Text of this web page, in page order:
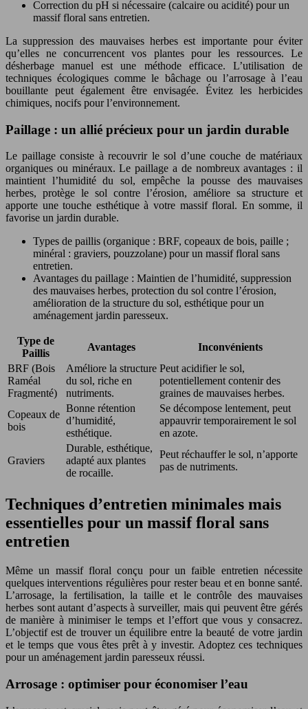
Correction du pH si nécessaire (calcaire ou acidité) pour un
massif floral sans entretien.
La suppression des mauvaises herbes est importante pour éviter
qu’elles ne concurrencent vos plantes pour les ressources. Le
désherbage manuel est une méthode efficace. L’utilisation de
techniques écologiques comme le bâchage ou l’arrosage à l’eau
bouillante peut également être envisagée. Évitez les herbicides
chimiques, nocifs pour l’environnement.
Paillage : un allié précieux pour un jardin durable
Le paillage consiste à recouvrir le sol d’une couche de matériaux
organiques ou minéraux. Le paillage a de nombreux avantages : il
maintient l’humidité du sol, empêche la pousse des mauvaises
herbes, protège le sol contre l’érosion, améliore sa structure et
apporte une touche esthétique à votre massif floral. En somme, il
favorise un jardin durable.
Types de paillis (organique : BRF, copeaux de bois, paille ;
minéral : graviers, pouzzolane) pour un massif floral sans
entretien.
Avantages du paillage : Maintien de l’humidité, suppression
des mauvaises herbes, protection du sol contre l’érosion,
amélioration de la structure du sol, esthétique pour un
aménagement jardin paresseux.
Type de
Paillis
Avantages
Inconvénients
BRF (Bois
Raméal
Fragmenté)
Améliore la structure
du sol, riche en
nutriments.
Peut acidifier le sol,
potentiellement contenir des
graines de mauvaises herbes.
Copeaux de
bois
Bonne rétention
d’humidité,
esthétique.
Se décompose lentement, peut
appauvrir temporairement le sol
en azote.
Graviers
Durable, esthétique,
adapté aux plantes
de rocaille.
Peut réchauffer le sol, n’apporte
pas de nutriments.
Techniques d’entretien minimales mais
essentielles pour un massif floral sans
entretien
Même un massif floral conçu pour un faible entretien nécessite
quelques interventions régulières pour rester beau et en bonne santé.
L’arrosage, la fertilisation, la taille et le contrôle des mauvaises
herbes sont autant d’aspects à surveiller, mais qui peuvent être gérés
de manière à minimiser le temps et l’effort que vous y consacrez.
L’objectif est de trouver un équilibre entre la beauté de votre jardin
et le temps que vous êtes prêt à y investir. Adoptez ces techniques
pour un aménagement jardin paresseux réussi.
Arrosage : optimiser pour économiser l’eau